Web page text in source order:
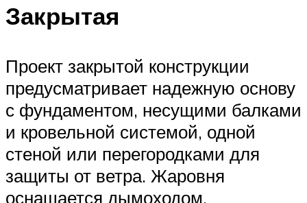
Закрытая
Проект закрытой конструкции
предусматривает надежную основу
с фундаментом, несущими балками
и кровельной системой, одной
стеной или перегородками для
защиты от ветра. Жаровня
оснащается дымоходом,